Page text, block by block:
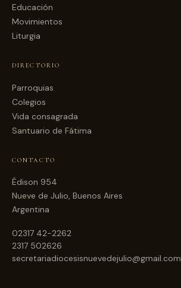
Educación
Movimientos
Liturgia
DIRECTORIO
Parroquias
Colegios
Vida consagrada
Santuario de Fátima
CONTACTO
Édison 954
Nueve de Julio, Buenos Aires
Argentina
02317 42-2262
2317 502626
secretariadiocesisnuevedejulio@gmail.com